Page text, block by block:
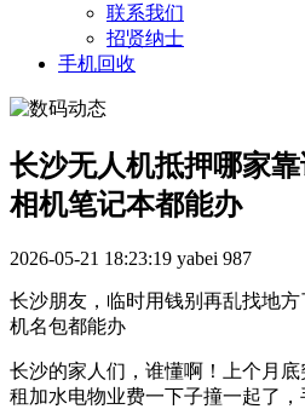
联系我们
招贤纳士
手机回收
长沙无人机抵押哪家
相机笔记本都能办
2026-05-21 18:23:19 yabei 987
长沙朋友，临时用钱别再乱找地
机名包都能办
长沙的家人们，谁懂啊！上个月
租加水电物业费一下子撞一起了